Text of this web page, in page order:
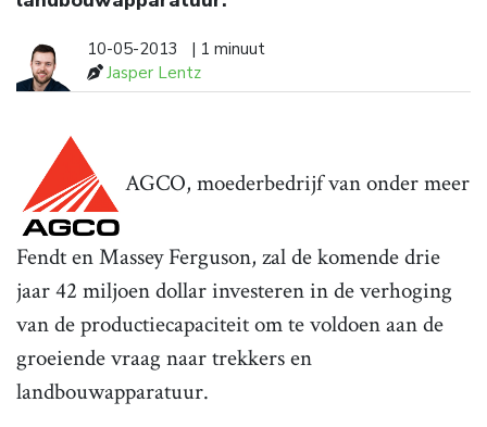
10-05-2013
| 1 minuut
Jasper Lentz
AGCO, moederbedrijf van onder meer
Fendt en Massey Ferguson, zal de komende drie
jaar 42 miljoen dollar investeren in de verhoging
van de productiecapaciteit om te voldoen aan de
groeiende vraag naar trekkers en
landbouwapparatuur.